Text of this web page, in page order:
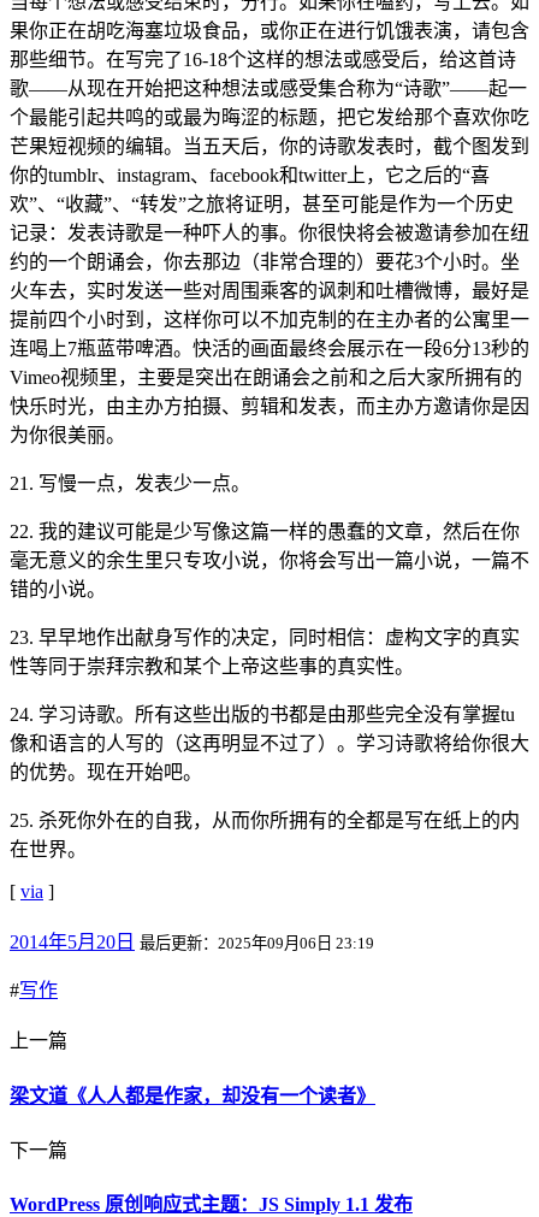
果你正在胡吃海塞垃圾食品，或你正在进行饥饿表演，请包含
那些细节。在写完了16-18个这样的想法或感受后，给这首诗
歌——从现在开始把这种想法或感受集合称为“诗歌”——起一
个最能引起共鸣的或最为晦涩的标题，把它发给那个喜欢你吃
芒果短视频的编辑。当五天后，你的诗歌发表时，截个图发到
你的tumblr、instagram、facebook和twitter上，它之后的“喜
欢”、“收藏”、“转发”之旅将证明，甚至可能是作为一个历史
记录：发表诗歌是一种吓人的事。你很快将会被邀请参加在纽
约的一个朗诵会，你去那边（非常合理的）要花3个小时。坐
火车去，实时发送一些对周围乘客的讽刺和吐槽微博，最好是
提前四个小时到，这样你可以不加克制的在主办者的公寓里一
连喝上7瓶蓝带啤酒。快活的画面最终会展示在一段6分13秒的
Vimeo视频里，主要是突出在朗诵会之前和之后大家所拥有的
快乐时光，由主办方拍摄、剪辑和发表，而主办方邀请你是因
为你很美丽。
21. 写慢一点，发表少一点。
22. 我的建议可能是少写像这篇一样的愚蠢的文章，然后在你
毫无意义的余生里只专攻小说，你将会写出一篇小说，一篇不
错的小说。
23. 早早地作出献身写作的决定，同时相信：虚构文字的真实
性等同于崇拜宗教和某个上帝这些事的真实性。
24. 学习诗歌。所有这些出版的书都是由那些完全没有掌握tu
像和语言的人写的（这再明显不过了）。学习诗歌将给你很大
的优势。现在开始吧。
25. 杀死你外在的自我，从而你所拥有的全都是写在纸上的内
在世界。
[ via ]
2014年5月20日 最后更新：2025年09月06日 23:19
#写作
上一篇
梁文道《人人都是作家，却没有一个读者》
下一篇
WordPress 原创响应式主题：JS Simply 1.1 发布